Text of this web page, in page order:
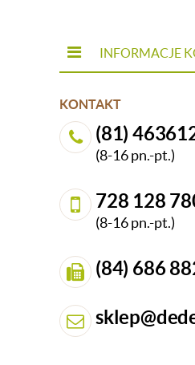
INFORMACJE
KONTAKT
(81)
(8-16 pn.-pt.)
728 128
(8-16 pn.-pt.)
(84) 686